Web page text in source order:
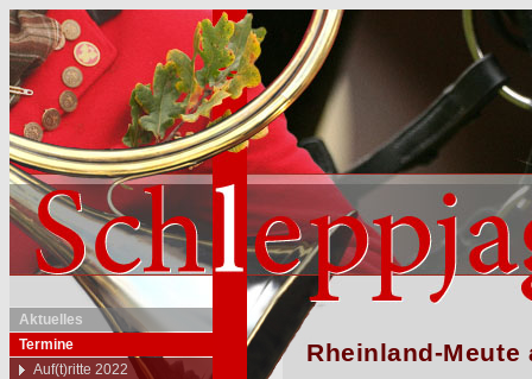
Aktuelles
Termine
Auf(t)ritte 2022
Rheinland-